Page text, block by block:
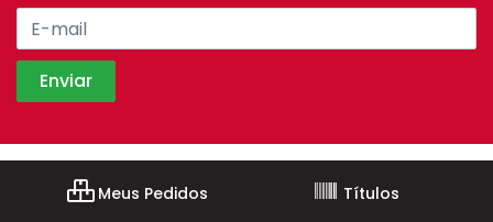
Meus Pedidos
Títulos